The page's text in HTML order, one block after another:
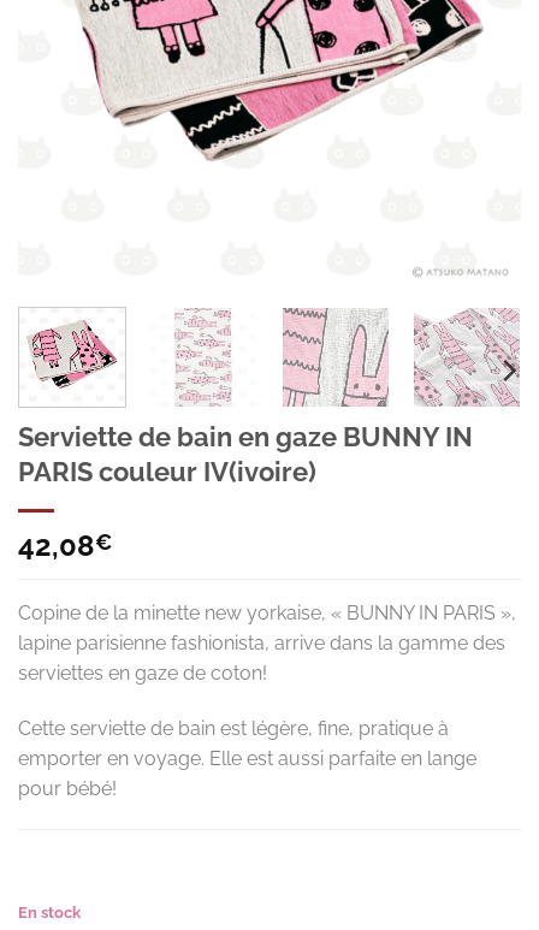
Serviette de bain en gaze BUNNY IN
PARIS couleur IV(ivoire)
42,08€
Copine de la minette new yorkaise, « BUNNY IN PARIS »,
lapine parisienne fashionista, arrive dans la gamme des
serviettes en gaze de coton!
Cette serviette de bain est légère, fine, pratique à
emporter en voyage. Elle est aussi parfaite en lange
pour bébé!
En stock